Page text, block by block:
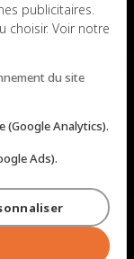
18h
réservés.
Plan du site
publicitaires.
choisir. Voir notre
du site
Analytics).
Ads).